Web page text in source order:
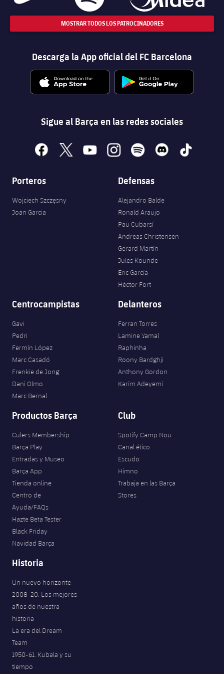
MOSTRAR TODOS LOS PATROCINADORES
Descarga la App oficial del FC Barcelona
Sigue al Barça en las redes sociales
facebook
x youtubeinstagramspotify discord tiktok
Porteros
Wojciech Szczęsny
Joan Garcia
Defensas
Alejandro Balde
Ronald Araujo
Pau Cubarsí
Andreas Christensen
Gerard Martín
Jules Kounde
Eric García
Héctor Fort
Centrocampistas
Gavi
Pedri
Fermín López
Marc Casadó
Frenkie de Jong
Dani Olmo
Marc Bernal
Delanteros
Ferran Torres
Lamine Yamal
Raphinha
Roony Bardghji
Anthony Gordon
Karim Adeyemi
Productos Barça
Culers Membership
Barça Play
Entradas y Museo
Barça App
Tienda online
Centro de
Ayuda/FAQs
Hazte Beta Tester
Black Friday
Navidad Barça
Club
Spotify Camp Nou
Canal ético
Escudo
Himno
Trabaja en las Barça
Stores
Historia
Un nuevo horizonte
2008-20. Los mejores
años de nuestra
historia
La era del Dream
Team
1950-61. Kubala y su
tiempo